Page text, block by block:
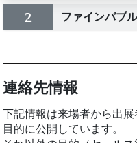
2 ファインバブ
連絡先情報
下記情報は来場者から出
目的に公開しています。